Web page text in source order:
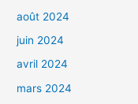
août 2024
juin 2024
avril 2024
mars 2024